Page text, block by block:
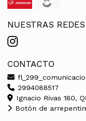
NUESTRAS
CONTACTO
2994088517
Ignacio Rivas 180,
Botón de